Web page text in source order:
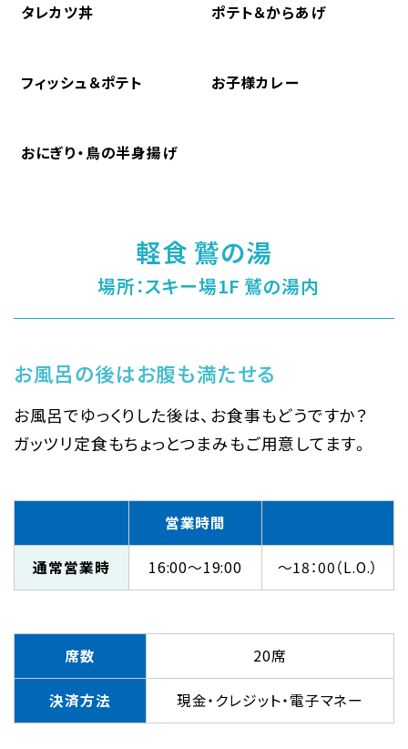
タレカツ丼 ポテト＆からあげ
フィッシュ＆ポテト お子様カレー
おにぎり・鳥の半身揚げ
軽食 鷲の湯
場所：スキー場1F 鷲の湯内
お風呂の後はお腹も満たせる
お風呂でゆっくりした後は、お食事もどうですか？
ガッツリ定食もちょっとつまみもご用意してます。
営業時間
通常営業時 16:00～19:00 ～18：00（L.O.）
席数 20席
決済方法 現金・クレジット・電子マネー